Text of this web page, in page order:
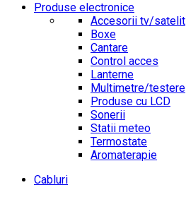
Produse electronice
Accesorii tv/satelit
Boxe
Cantare
Control acces
Lanterne
Multimetre/testere
Produse cu LCD
Sonerii
Statii meteo
Termostate
Aromaterapie
Cabluri